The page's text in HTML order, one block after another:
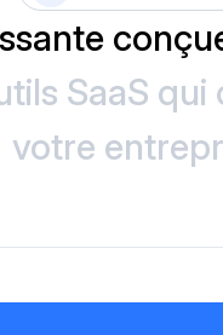
SaaS
votre